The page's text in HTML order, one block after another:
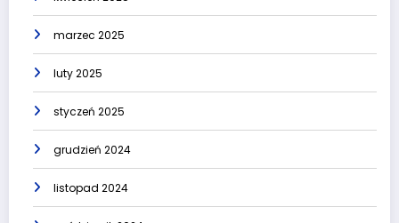
marzec 2025
luty 2025
styczeń 2025
grudzień 2024
listopad 2024